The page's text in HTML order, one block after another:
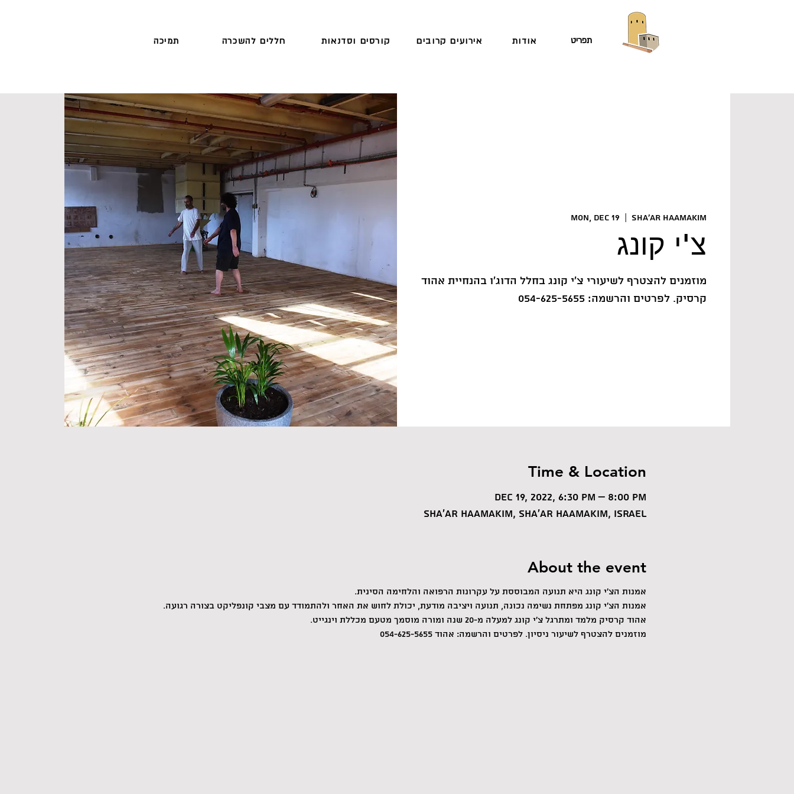
תמיכה חללים להשכרה קורסים וסדנאות אירועים קרובים אודות תפריט
Mon, Dec 19 Sha'ar HaAmakim
צ'י קונג
מוזמנים להצטרף לשיעורי צ'י קונג בחלל הדוג'ו בהנחיית אהוד
קרסיק. לפרטים והרשמה: 054-625-5655
Time & Location
Dec 19, 2022, 6:30 PM – 8:00 PM
Sha'ar HaAmakim, Sha'ar HaAmakim, Israel
About the event
אמנות הצ'י קונג היא תנועה המבוססת על עקרונות הרפואה והלחימה הסינית.
אמנות הצ'י קונג מפתחת נשימה נכונה, תנועה ויציבה מודעת, יכולת לחוש את האחר ולהתמודד עם מצבי קונפליקט בצורה רגועה.
אהוד קרסיק מלמד ומתרגל צ'י קונג למעלה מ-20 שנה ומורה מוסמך מטעם מכללת וינגייט.
מוזמנים להצטרף לשיעור ניסיון. לפרטים והרשמה: אהוד 054-625-5655